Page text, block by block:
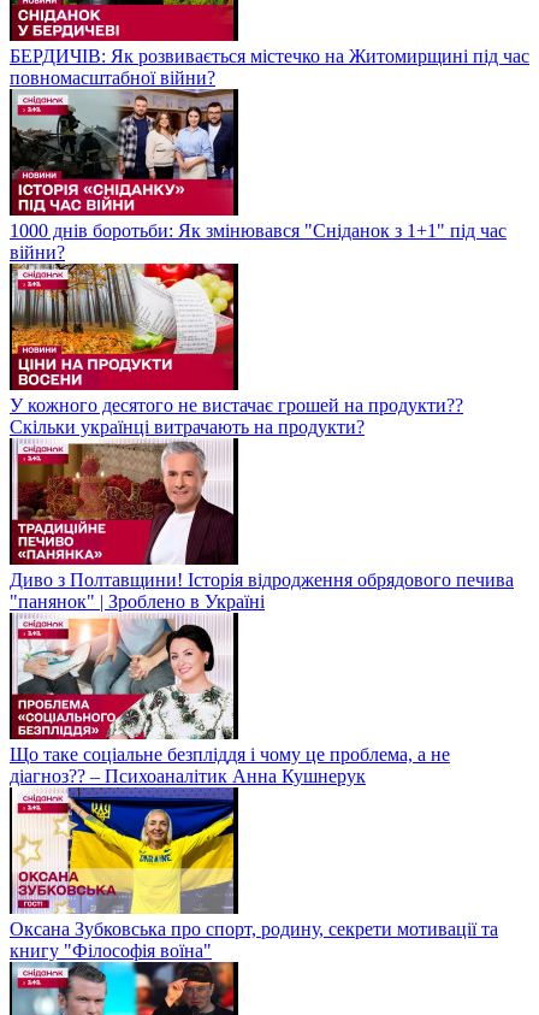
БЕРДИЧІВ: Як розвивається містечко на Житомирщині під час
повномасштабної війни?
1000 днів боротьби: Як змінювався "Сніданок з 1+1" під час
війни?
У кожного десятого не вистачає грошей на продукти??
Скільки українці витрачають на продукти?
Диво з Полтавщини! Історія відродження обрядового печива
"панянок" | Зроблено в Україні
Що таке соціальне безпліддя і чому це проблема, а не
діагноз?? – Психоаналітик Анна Кушнерук
Оксана Зубковська про спорт, родину, секрети мотивації та
книгу "Філософія воїна"